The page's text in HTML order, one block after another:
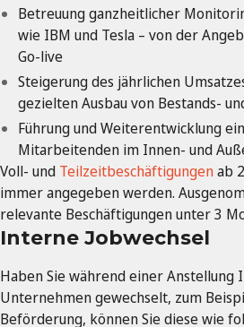
Betreuung ganzheitlicher
wie IBM und Tesla – von der
Go-live
Steigerung des jährlichen
gezielten Ausbau von Bestands-
Führung und Weiterentwicklung
Mitarbeitenden im Innen- und
Voll- und Teilzeitbeschäftigungenab
immer angegeben werden.
relevante Beschäftigungen unter 3
Interne Jobwechsel
Haben Sie während einer Anstellung
Unternehmen gewechselt, zum
Beförderung, können Sie diese wie